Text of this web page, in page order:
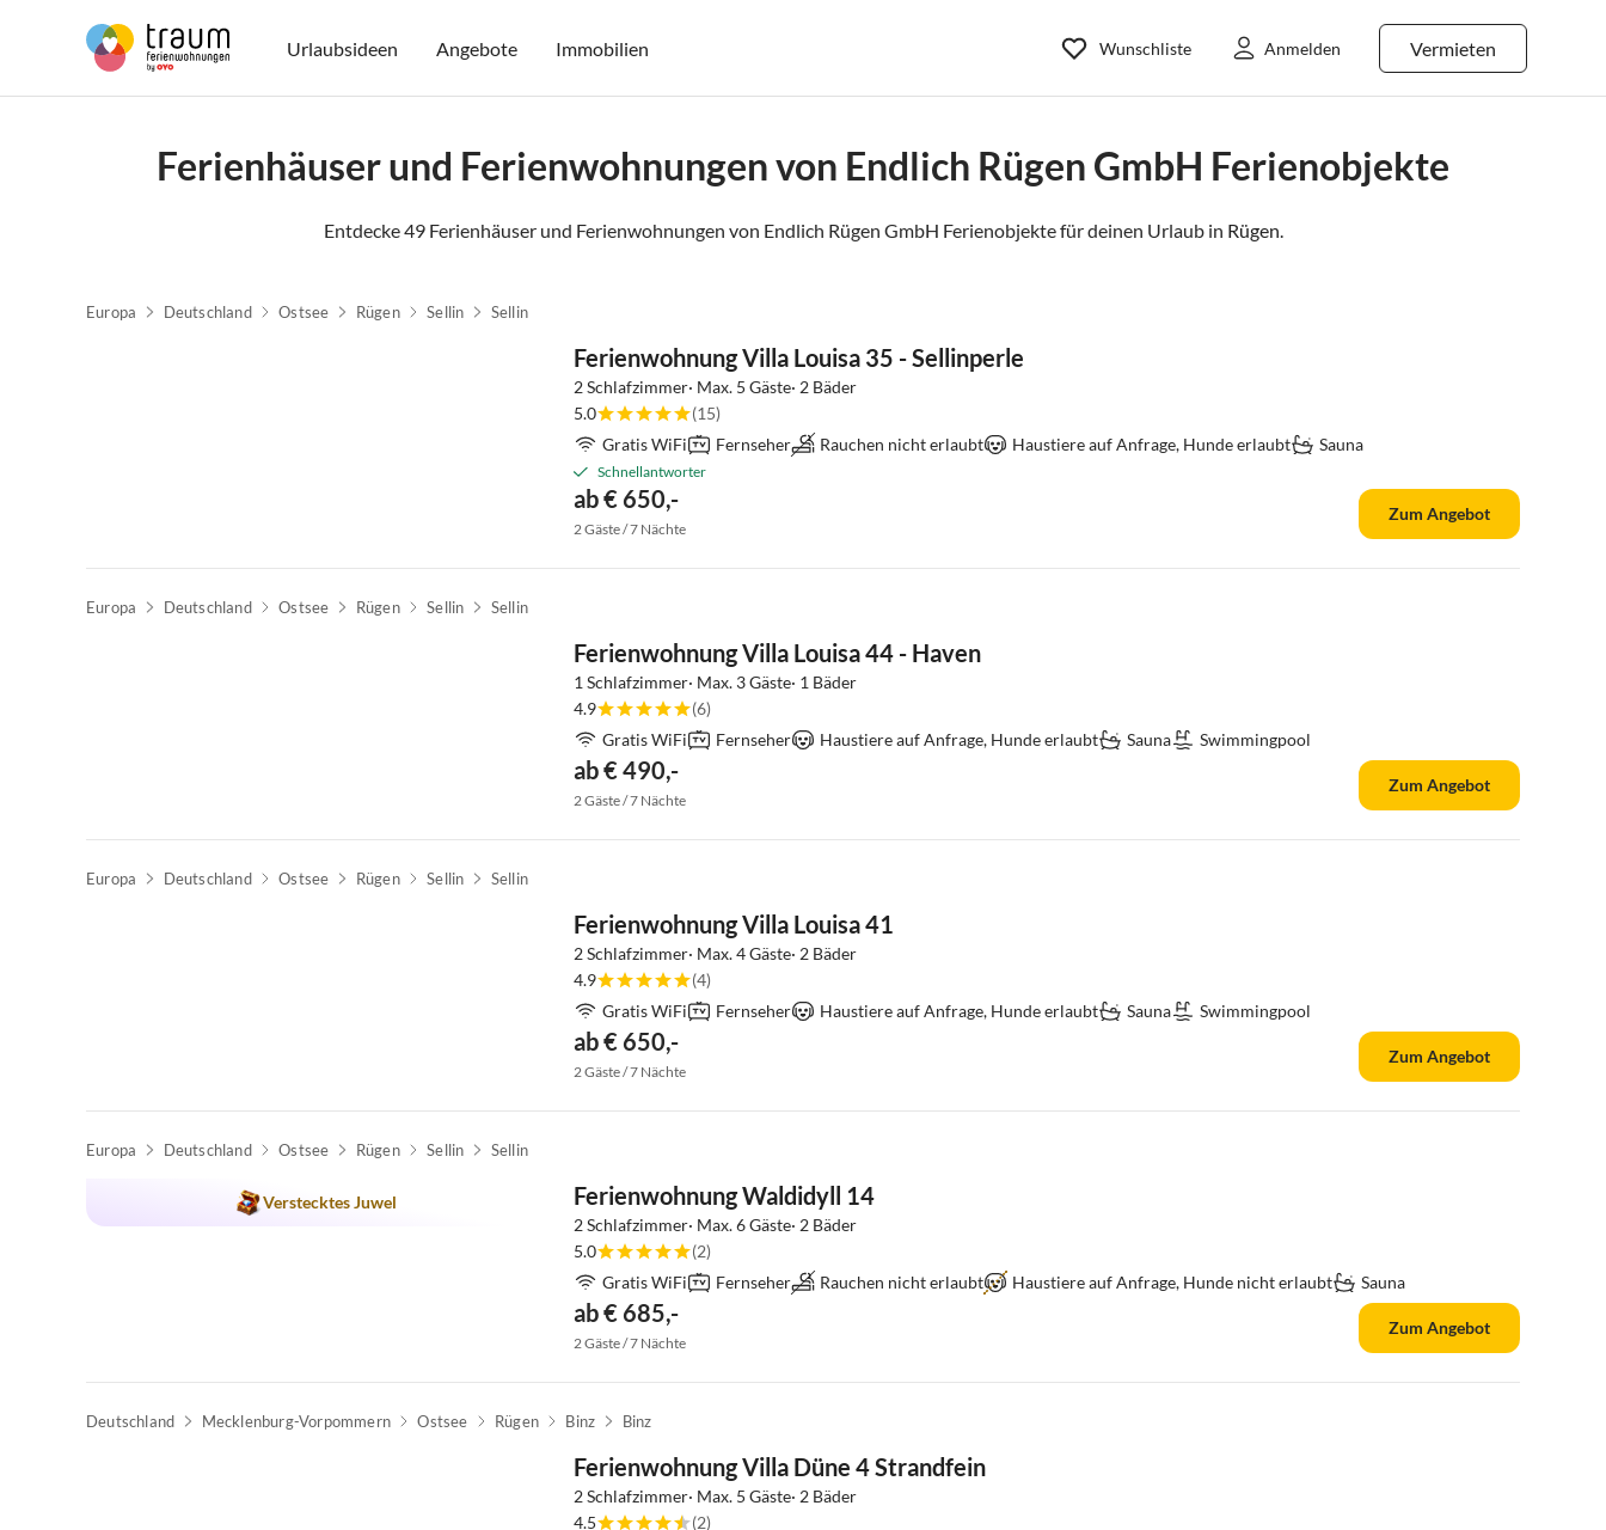
Urlaubsideen Angebote Immobilien Vermieten
Wunschliste Anmelden
Ferienhäuser und Ferienwohnungen von Endlich Rügen GmbH Ferienobjekte
Entdecke 49 Ferienhäuser und Ferienwohnungen von Endlich Rügen GmbH Ferienobjekte für deinen Urlaub in Rügen.
Europa Deutschland Ostsee Rügen Sellin Sellin
Ferienwohnung Villa Louisa 35 - Sellinperle
2 Schlafzimmer· Max. 5 Gäste· 2 Bäder
5.0
(15)
Gratis WiFi
Fernseher Rauchen nicht erlaubt Haustiere auf Anfrage, Hunde erlaubt Sauna
Schnellantworter
ab € 650,-
2 Gäste / 7 Nächte
Zum Angebot
Europa Deutschland Ostsee Rügen Sellin Sellin
Ferienwohnung Villa Louisa 44 - Haven
1 Schlafzimmer· Max. 3 Gäste· 1 Bäder
4.9
(6)
Gratis WiFi
Fernseher Haustiere auf Anfrage, Hunde erlaubt Sauna Swimmingpool
ab € 490,-
2 Gäste / 7 Nächte
Zum Angebot
Europa Deutschland Ostsee Rügen Sellin Sellin
Ferienwohnung Villa Louisa 41
2 Schlafzimmer· Max. 4 Gäste· 2 Bäder
4.9
(4)
Gratis WiFi
Fernseher Haustiere auf Anfrage, Hunde erlaubt Sauna Swimmingpool
ab € 650,-
2 Gäste / 7 Nächte
Zum Angebot
Europa Deutschland Ostsee Rügen Sellin Sellin
Verstecktes Juwel Ferienwohnung Waldidyll 14
2 Schlafzimmer· Max. 6 Gäste· 2 Bäder
5.0
(2)
Gratis WiFi
Fernseher Rauchen nicht erlaubt Haustiere auf Anfrage, Hunde nicht erlaubt Sauna
ab € 685,-
2 Gäste / 7 Nächte
Zum Angebot
Deutschland Mecklenburg-Vorpommern Ostsee Rügen Binz Binz
Ferienwohnung Villa Düne 4 Strandfein
2 Schlafzimmer· Max. 5 Gäste· 2 Bäder
4.5
(2)